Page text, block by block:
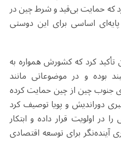
که حمایت بی‌قید و شرط چین در
پایه‌ای اساسی برای این دوستی
کرد که کشورش همواره به
بوده و در موضوعاتی مانند
جنوب چین از چین حمایت کرده
دوراندیش و پویا توصیف کرد
در اولویت قرار داده و ابتکار
آینده‌نگر برای توسعه اقتصادی